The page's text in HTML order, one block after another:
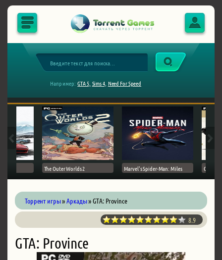
Например: GTA 5, Sims 4, Need For Speed
The Outer Worlds 2 Marvel's Spider-Man: Miles Ghost
Торрент игры»Аркады» GTA: Province
8.9
GTA: Province